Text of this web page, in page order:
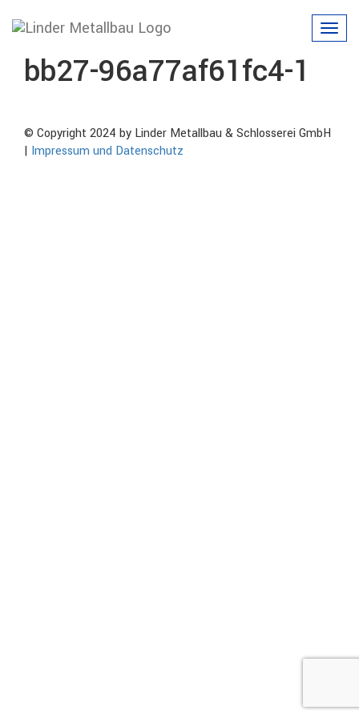
03b452a6-8f0b-4cf7-
bb27-96a77af61fc4-1
© Copyright 2024 by Linder Metallbau & Schlosserei GmbH
| Impressum und Datenschutz